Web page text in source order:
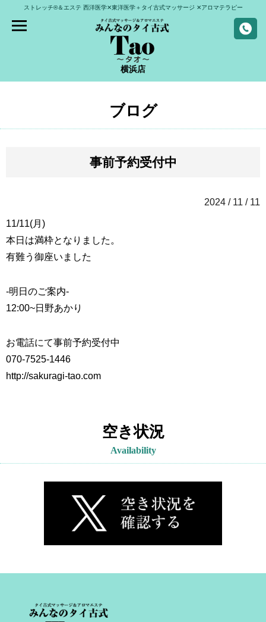
ストレッチ®＆エステ 西洋医学✕東洋医学＋タイ古式マッサージ ✕アロマテラピー
横浜店
ブログ
事前予約受付中
2024 / 11 / 11
11/11(月)
本日は満枠となりました。
有難う御座いました
-明日のご案内-
12:00~日野あかり
お電話にて事前予約受付中
070-7525-1446
http://sakuragi-tao.com
空き状況
Availability